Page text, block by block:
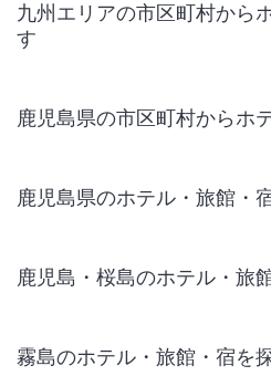
九州エリアの市区町村から
す
鹿児島県の市区町村からホ
鹿児島県のホテル・旅館・
鹿児島・桜島のホテル・旅
霧島のホテル・旅館・宿を